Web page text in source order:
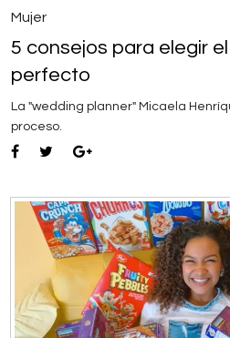
Mujer
5 consejos para elegir
perfecto
La "wedding planner" Micaela
proceso.